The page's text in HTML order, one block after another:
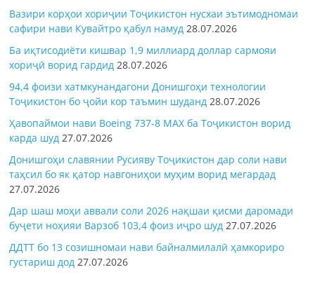
Вазири корҳои хориҷии Тоҷикистон нусхаи эътимодномаи
сафири нави Кувайтро қабул намуд 28.07.2026
Ба иқтисодиёти кишвар 1,9 миллиард доллар сармояи
хориҷӣ ворид гардид 28.07.2026
94,4 фоизи хатмкунандагони Донишгоҳи технологии
Тоҷикистон бо ҷойи кор таъмин шуданд 28.07.2026
Ҳавопаймои нави Boeing 737-8 MAX ба Тоҷикистон ворид
карда шуд 27.07.2026
Донишгоҳи славянии Русияву Тоҷикистон дар соли нави
таҳсил бо як қатор навгониҳои муҳим ворид мегардад
27.07.2026
Дар шаш моҳи аввали соли 2026 нақшаи қисми даромади
буҷети ноҳияи Варзоб 103,4 фоиз иҷро шуд 27.07.2026
ДДТТ бо 13 созишномаи нави байналмилалӣ ҳамкориро
густариш дод 27.07.2026